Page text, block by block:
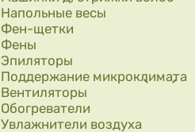
Напольные весы
Фен-щетки
Фены
Эпиляторы
Поддержание микроклимата
Вентиляторы
Обогреватели
Увлажнители воздуха